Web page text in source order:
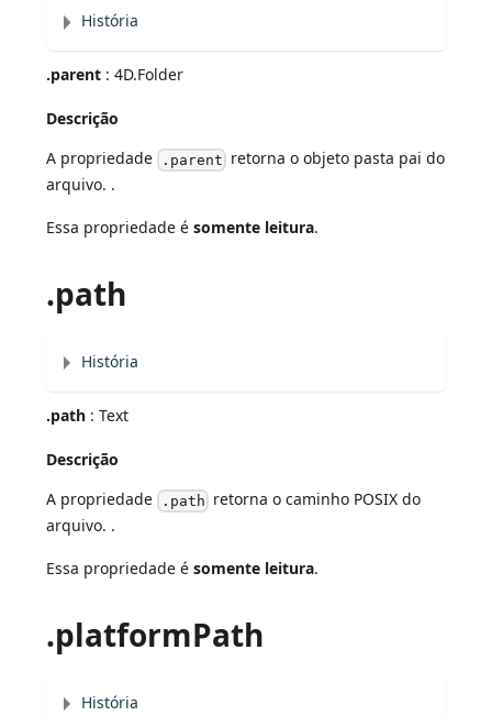
História
.parent : 4D.Folder
Descrição
A propriedade .parent retorna o objeto pasta pai do
arquivo. .
Essa propriedade ésomente leitura.
.path
História
.path : Text
Descrição
A propriedade .path retorna o caminho POSIX do
arquivo. .
Essa propriedade ésomente leitura.
.platformPath
História